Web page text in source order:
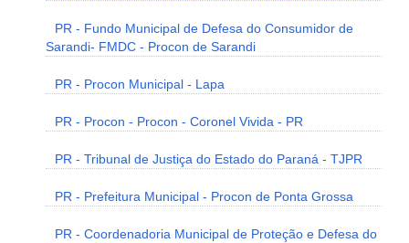
PR - Fundo Municipal de Defesa do Consumidor de
Sarandi- FMDC - Procon de Sarandi
PR - Procon Municipal - Lapa
PR - Procon - Procon - Coronel Vivida - PR
PR - Tribunal de Justiça do Estado do Paraná - TJPR
PR - Prefeitura Municipal - Procon de Ponta Grossa
PR - Coordenadoria Municipal de Proteção e Defesa do